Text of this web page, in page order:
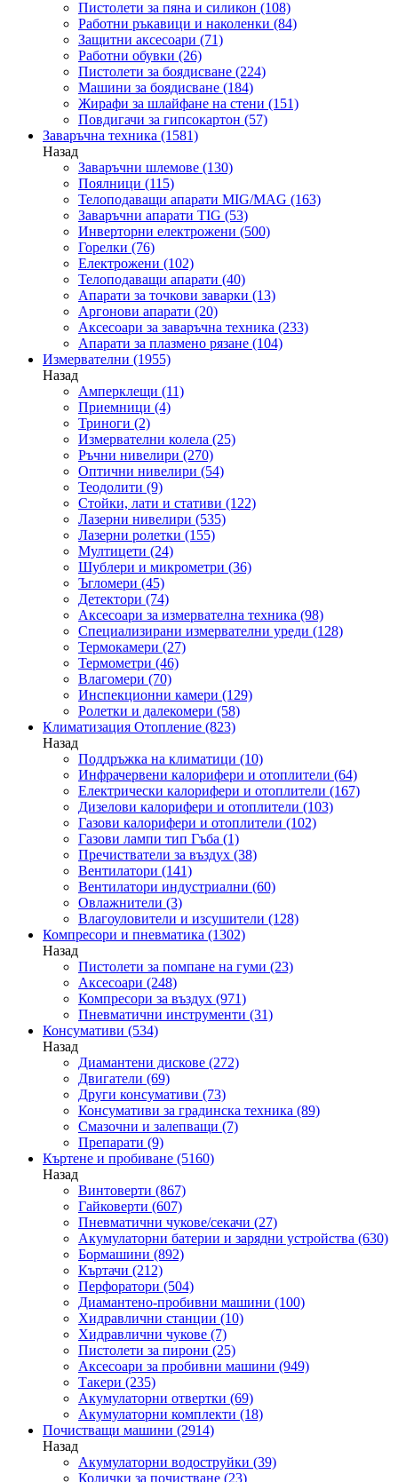
Пистолети за пяна и силикон (108)
Работни ръкавици и наколенки (84)
Защитни аксесоари (71)
Работни обувки (26)
Пистолети за боядисване (224)
Машини за боядисване (184)
Жирафи за шлайфане на стени (151)
Повдигачи за гипсокартон (57)
Заваръчна техника (1581)
Назад
Заваръчни шлемове (130)
Поялници (115)
Телоподаващи апарати MIG/MAG (163)
Заваръчни апарати TIG (53)
Инверторни електрожени (500)
Горелки (76)
Електрожени (102)
Телоподаващи апарати (40)
Апарати за точкови заварки (13)
Аргонови апарати (20)
Аксесоари за заваръчна техника (233)
Апарати за плазмено рязане (104)
Измервателни (1955)
Назад
Амперклещи (11)
Приемници (4)
Триноги (2)
Измервателни колела (25)
Ръчни нивелири (270)
Оптични нивелири (54)
Теодолити (9)
Стойки, лати и стативи (122)
Лазерни нивелири (535)
Лазерни ролетки (155)
Мултицети (24)
Шублери и микрометри (36)
Ъгломери (45)
Детектори (74)
Аксесоари за измервателна техника (98)
Специализирани измервателни уреди (128)
Термокамери (27)
Термометри (46)
Влагомери (70)
Инспекционни камери (129)
Ролетки и далекомери (58)
Климатизация Отопление (823)
Назад
Поддръжка на климатици (10)
Инфрачервени калорифери и отоплители (64)
Електрически калорифери и отоплители (167)
Дизелови калорифери и отоплители (103)
Газови калорифери и отоплители (102)
Газови лампи тип Гъба (1)
Пречистватели за въздух (38)
Вентилатори (141)
Вентилатори индустриални (60)
Овлажнители (3)
Влагоуловители и изсушители (128)
Компресори и пневматика (1302)
Назад
Пистолети за помпане на гуми (23)
Аксесоари (248)
Компресори за въздух (971)
Пневматични инструменти (31)
Консумативи (534)
Назад
Диамантени дискове (272)
Двигатели (69)
Други консумативи (73)
Консумативи за градинска техника (89)
Смазочни и залепващи (7)
Препарати (9)
Къртене и пробиване (5160)
Назад
Винтоверти (867)
Гайковерти (607)
Пневматични чукове/секачи (27)
Акумулаторни батерии и зарядни устройства (630)
Бормашини (892)
Къртачи (212)
Перфоратори (504)
Диамантено-пробивни машини (100)
Хидравлични станции (10)
Хидравлични чукове (7)
Пистолети за пирони (25)
Аксесоари за пробивни машини (949)
Такери (235)
Акумулаторни отвертки (69)
Акумулаторни комплекти (18)
Почистващи машини (2914)
Назад
Акумулаторни водоструйки (39)
Колички за почистване (23)